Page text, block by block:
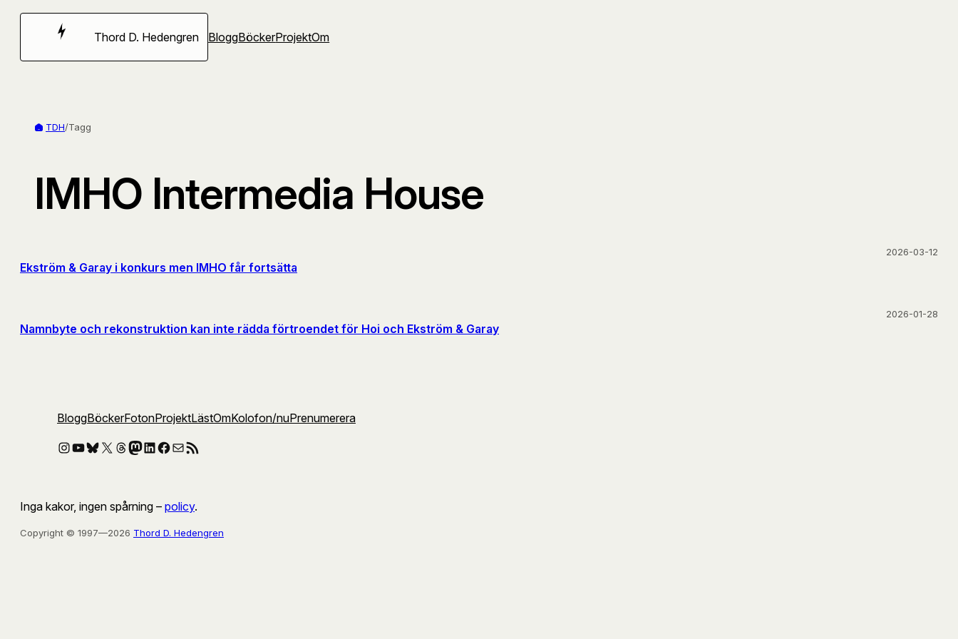
Hoppa
Thord D. Hedengren BloggBöckerProjektOm
TDH/Tagg
IMHO Intermedia House
Ekström & Garay i konkurs men IMHO får fortsätta
2026-03-12
Namnbyte och rekonstruktion kan inte rädda förtroendet för Hoi och Ekström & Garay
2026-01-28
BloggBöckerFotonProjektLästOmKolofon/nuPrenumerera
Instagram
YouTube
Bluesky
X Threads
Mastodon
LinkedIn
Facebook
E-postRSS-flöde
Inga kakor, ingen spårning – policy.
Copyright © 1997—2026 Thord D. Hedengren